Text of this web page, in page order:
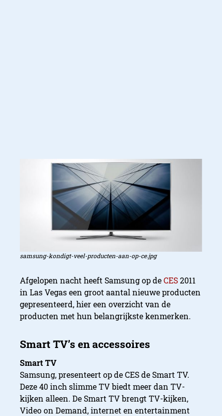
samsung-kondigt-veel-producten-aan-op-ce.jpg
Afgelopen nacht heeft Samsung op deCES2011
in Las Vegas een groot aantal nieuwe producten
gepresenteerd, hier een overzicht van de
producten met hun belangrijkste kenmerken.
Smart TV
Samsung, presenteert op de CES de Smart TV.
Deze 40 inch slimme TV biedt meer dan TV-
kijken alleen. De Smart TV brengt TV-kijken,
Video on Demand, internet en entertainment